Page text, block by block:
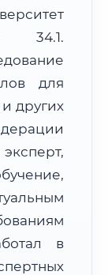
34.1.
для
других
в